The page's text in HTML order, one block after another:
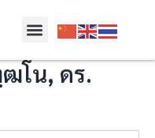
Menu
โน​, ดร.